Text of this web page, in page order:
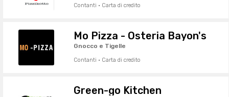
Contanti · Carta di credito
Mo Pizza - Osteria Bayon's
Gnocco e Tigelle
Contanti · Carta di credito
Green-go Kitchen